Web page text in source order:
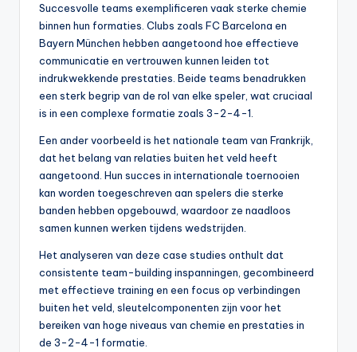
Succesvolle teams exemplificeren vaak sterke chemie
binnen hun formaties. Clubs zoals FC Barcelona en
Bayern München hebben aangetoond hoe effectieve
communicatie en vertrouwen kunnen leiden tot
indrukwekkende prestaties. Beide teams benadrukken
een sterk begrip van de rol van elke speler, wat cruciaal
is in een complexe formatie zoals 3-2-4-1.
Een ander voorbeeld is het nationale team van Frankrijk,
dat het belang van relaties buiten het veld heeft
aangetoond. Hun succes in internationale toernooien
kan worden toegeschreven aan spelers die sterke
banden hebben opgebouwd, waardoor ze naadloos
samen kunnen werken tijdens wedstrijden.
Het analyseren van deze case studies onthult dat
consistente team-building inspanningen, gecombineerd
met effectieve training en een focus op verbindingen
buiten het veld, sleutelcomponenten zijn voor het
bereiken van hoge niveaus van chemie en prestaties in
de 3-2-4-1 formatie.